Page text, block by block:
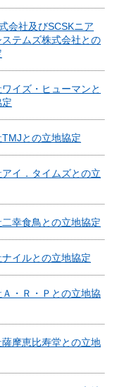
会社及びSCSKニア
ステムズ株式会社との
イズ・ヒューマンと
との立地協定
イ．タイムズとの立
幸食鳥との立地協定
イルとの立地協定
・Ｒ・Ｐとの立地協
摩恵比寿堂との立地